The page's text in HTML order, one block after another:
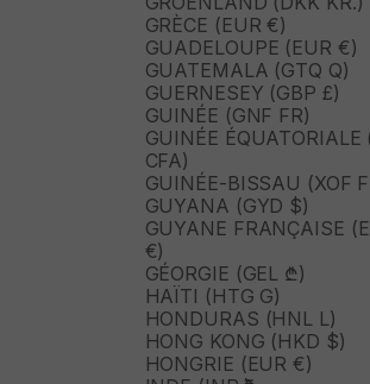
GRÈCE (EUR €)
GUADELOUPE (EUR €)
GUATEMALA (GTQ Q)
GUERNESEY (GBP £)
GUINÉE (GNF FR)
GUINÉE ÉQUATORIALE
CFA)
GUINÉE-BISSAU (XOF
GUYANA (GYD $)
GUYANE FRANÇAISE
€)
GÉORGIE (GEL ₾)
HAÏTI (HTG G)
HONDURAS (HNL L)
HONG KONG (HKD $)
HONGRIE (EUR €)